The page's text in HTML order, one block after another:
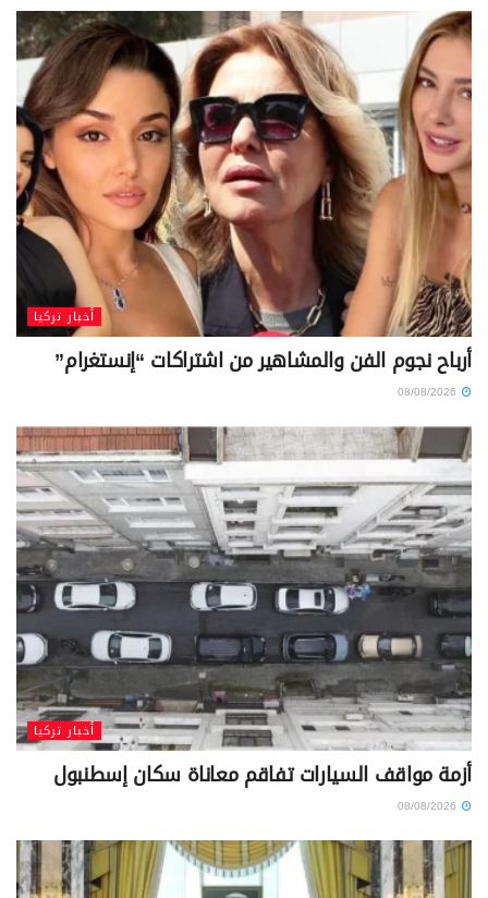
أخبار تركيا
أرباح نجوم الفن والمشاهير من اشتراكات “إنستغرام”
أخبار تركيا
أزمة مواقف السيارات تفاقم معاناة سكان إسطنبول